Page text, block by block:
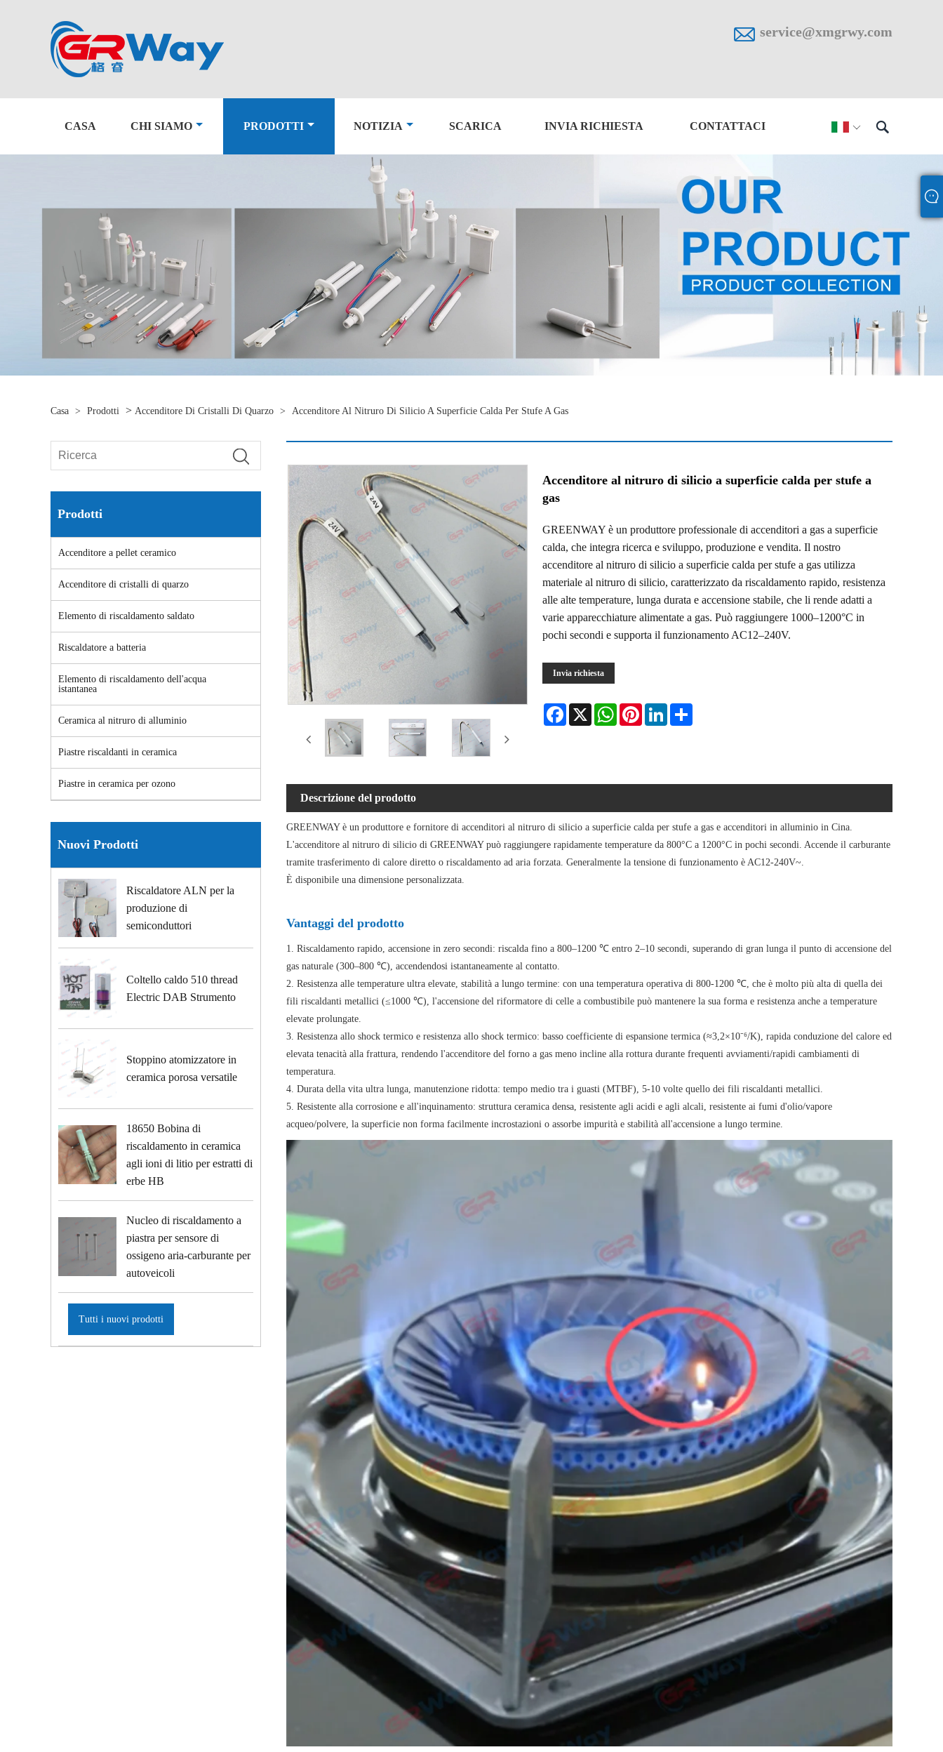
 service@xmgrwy.com
 
CASA CHI SIAMO PRODOTTI NOTIZIA SCARICA INVIA RICHIESTA CONTATTACI
Casa > Prodotti > Accenditore Di Cristalli Di Quarzo > Accenditore Al Nitruro Di Silicio A Superficie Calda Per Stufe A Gas
Prodotti
Accenditore a pellet ceramico
Accenditore di cristalli di quarzo
Elemento di riscaldamento saldato
Riscaldatore a batteria
Elemento di riscaldamento dell'acqua
istantanea
Ceramica al nitruro di alluminio
Piastre riscaldanti in ceramica
Piastre in ceramica per ozono
Nuovi Prodotti
Riscaldatore ALN per la
produzione di
semiconduttori
Coltello caldo 510 thread
Electric DAB Strumento
Stoppino atomizzatore in
ceramica porosa versatile
18650 Bobina di
riscaldamento in ceramica
agli ioni di litio per estratti di
erbe HB
Nucleo di riscaldamento a
piastra per sensore di
ossigeno aria-carburante per
autoveicoli
Tutti i nuovi prodotti
Accenditore al nitruro di silicio a superficie calda per stufe a
gas
GREENWAY è un produttore professionale di accenditori a gas a superficie
calda, che integra ricerca e sviluppo, produzione e vendita. Il nostro
accenditore al nitruro di silicio a superficie calda per stufe a gas utilizza
materiale al nitruro di silicio, caratterizzato da riscaldamento rapido, resistenza
alle alte temperature, lunga durata e accensione stabile, che li rende adatti a
varie apparecchiature alimentate a gas. Può raggiungere 1000–1200°C in
pochi secondi e supporta il funzionamento AC12–240V.
Invia richiesta
Facebook
X WhatsAppPinterestLinkedInShare
Descrizione del prodotto
GREENWAY è un produttore e fornitore di accenditori al nitruro di silicio a superficie calda per stufe a gas e accenditori in alluminio in Cina.
L'accenditore al nitruro di silicio di GREENWAY può raggiungere rapidamente temperature da 800°C a 1200°C in pochi secondi. Accende il carburante
tramite trasferimento di calore diretto o riscaldamento ad aria forzata. Generalmente la tensione di funzionamento è AC12-240V~.
È disponibile una dimensione personalizzata.
Vantaggi del prodotto
1. Riscaldamento rapido, accensione in zero secondi: riscalda fino a 800–1200 ℃ entro 2–10 secondi, superando di gran lunga il punto di accensione del
gas naturale (300–800 ℃), accendendosi istantaneamente al contatto.
2. Resistenza alle temperature ultra elevate, stabilità a lungo termine: con una temperatura operativa di 800-1200 ℃, che è molto più alta di quella dei
fili riscaldanti metallici (≤1000 ℃), l'accensione del riformatore di celle a combustibile può mantenere la sua forma e resistenza anche a temperature
elevate prolungate.
3. Resistenza allo shock termico e resistenza allo shock termico: basso coefficiente di espansione termica (≈3,2×10⁻⁶/K), rapida conduzione del calore ed
elevata tenacità alla frattura, rendendo l'accenditore del forno a gas meno incline alla rottura durante frequenti avviamenti/rapidi cambiamenti di
temperatura.
4. Durata della vita ultra lunga, manutenzione ridotta: tempo medio tra i guasti (MTBF), 5-10 volte quello dei fili riscaldanti metallici.
5. Resistente alla corrosione e all'inquinamento: struttura ceramica densa, resistente agli acidi e agli alcali, resistente ai fumi d'olio/vapore
acqueo/polvere, la superficie non forma facilmente incrostazioni o assorbe impurità e stabilità all'accensione a lungo termine.